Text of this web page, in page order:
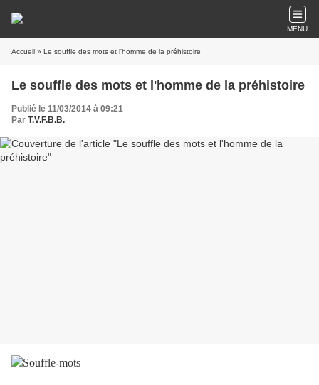
MENU
Accueil » Le souffle des mots et l'homme de la préhistoire
Le souffle des mots et l'homme de la préhistoire
Publié le 11/03/2014 à 09:21
Par T.V.F.B.B.